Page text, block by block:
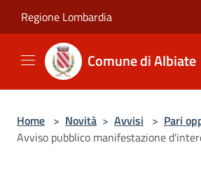
Regione Lombardia
Comune di Albiate
Home > Novità > Avvisi > Pari
Avviso pubblico manifestazione